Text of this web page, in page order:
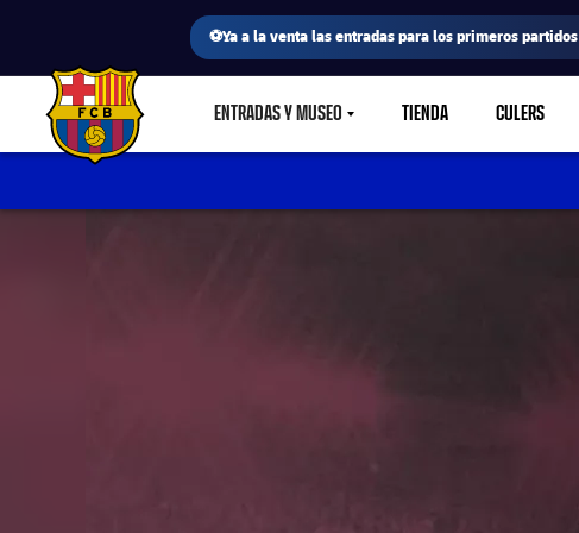
⚽Ya a la venta las entradas para los primeros partidos
FC Barcelona club badge ENTRADAS Y MUSEOLABEL.SHARE.CARETDOWN
TIENDA CULERS